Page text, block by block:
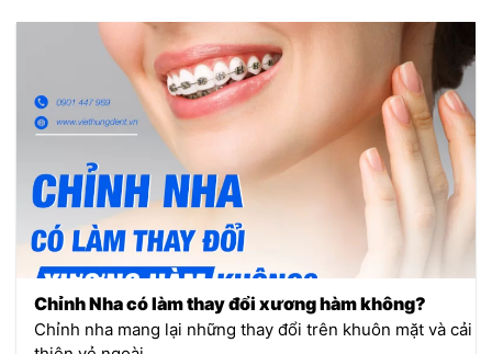
Chỉnh Nha có làm thay đổi xương hàm không?
Chỉnh nha mang lại những thay đổi trên khuôn mặt và cải